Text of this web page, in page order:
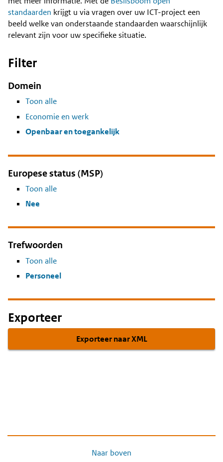
standaarden krijgt u via vragen over uw ICT-project een
beeld welke van onderstaande standaarden waarschijnlijk
relevant zijn voor uw specifieke situatie.
Filter
Domein
Toon alle
Economie en werk
Openbaar en toegankelijk
Europese status (MSP)
Toon alle
Nee
Trefwoorden
Toon alle
Personeel
Exporteer
Exporteer naar XML
Naar boven